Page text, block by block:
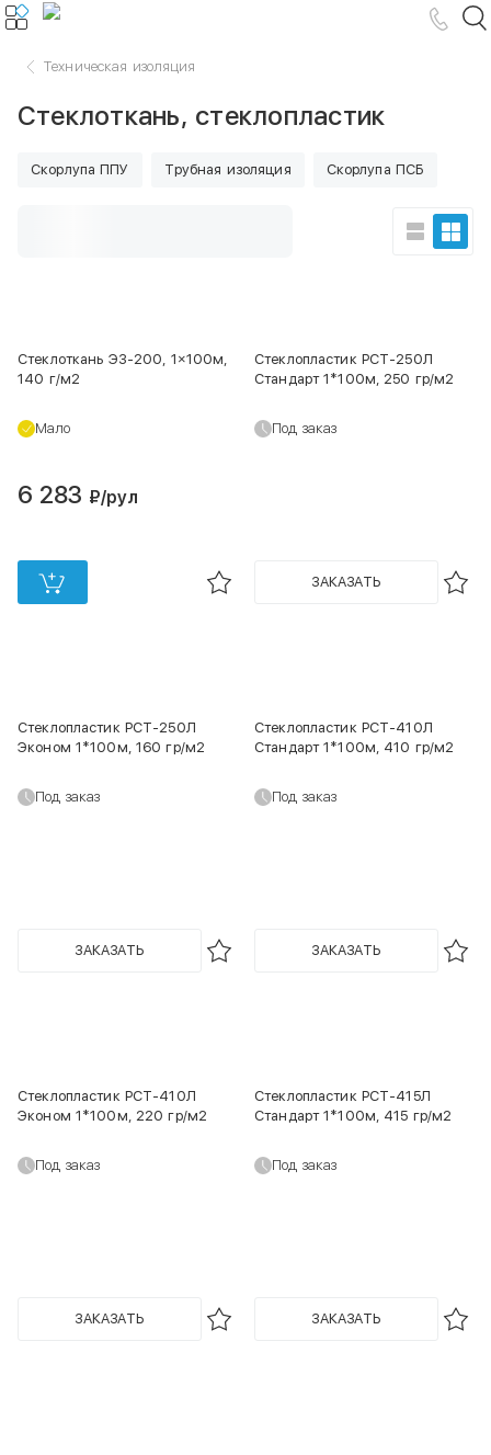
Техническая изоляция
Стеклоткань, стеклопластик
Скорлупа ППУ Трубная изоляция Скорлупа ПСБ
Стеклоткань Э3-200, 1×100м,
140 г/м2
Мало
6 283 ₽/рул
Стеклопластик РСТ-250Л
Стандарт 1*100м, 250 гр/м2
Под заказ
ЗАКАЗАТЬ
Стеклопластик РСТ-250Л
Эконом 1*100м, 160 гр/м2
Под заказ
ЗАКАЗАТЬ
Стеклопластик РСТ-410Л
Стандарт 1*100м, 410 гр/м2
Под заказ
ЗАКАЗАТЬ
Стеклопластик РСТ-410Л
Эконом 1*100м, 220 гр/м2
Под заказ
ЗАКАЗАТЬ
Стеклопластик РСТ-415Л
Стандарт 1*100м, 415 гр/м2
Под заказ
ЗАКАЗАТЬ